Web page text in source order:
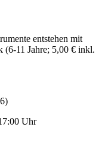
entstehen mit
(6-11 Jahre; 5,00 € inkl.
Uhr